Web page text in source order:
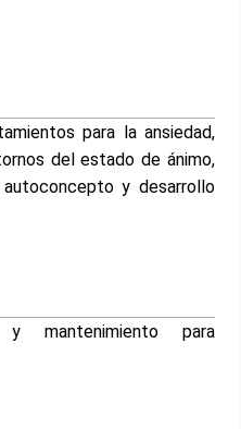
para la ansiedad,
del estado de ánimo,
y desarrollo
y mantenimiento para